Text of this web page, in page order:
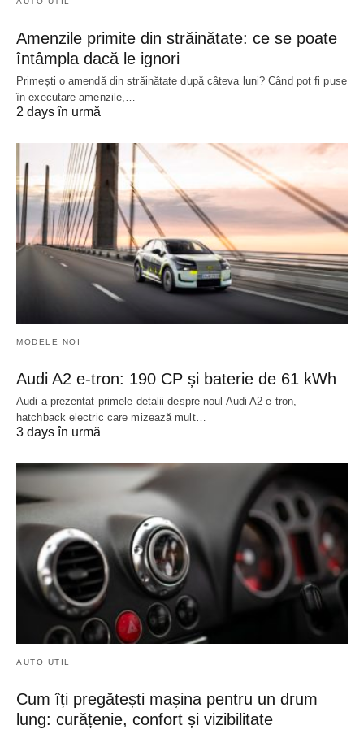
Amenzile primite din străinătate: ce se poate
întâmpla dacă le ignori
Primești o amendă din străinătate după câteva luni? Când pot fi puse
în executare amenzile,…
2 days în urmă
MODELE NOI
Audi A2 e-tron: 190 CP și baterie de 61 kWh
Audi a prezentat primele detalii despre noul Audi A2 e-tron,
hatchback electric care mizează mult…
3 days în urmă
AUTO UTIL
Cum îți pregătești mașina pentru un drum
lung: curățenie, confort și vizibilitate